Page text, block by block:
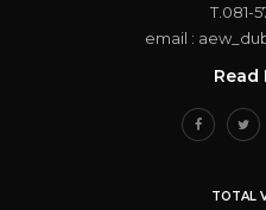
T.081-
email :
Read
TOTAL